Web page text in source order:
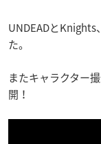
UNDEADとKnights
た。
またキャラクター
開！